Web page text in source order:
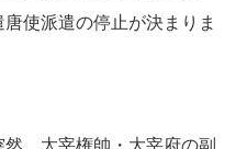
使派遣の停止が決まりま
、太宰権帥・大宰府の副